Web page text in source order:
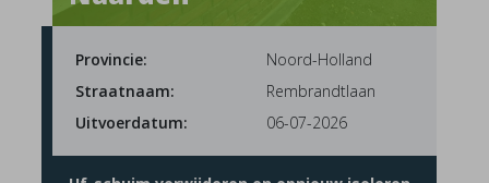
Provincie:
Noord-Holland
Straatnaam:
Rembrandtlaan
Uitvoerdatum:
06-07-2026